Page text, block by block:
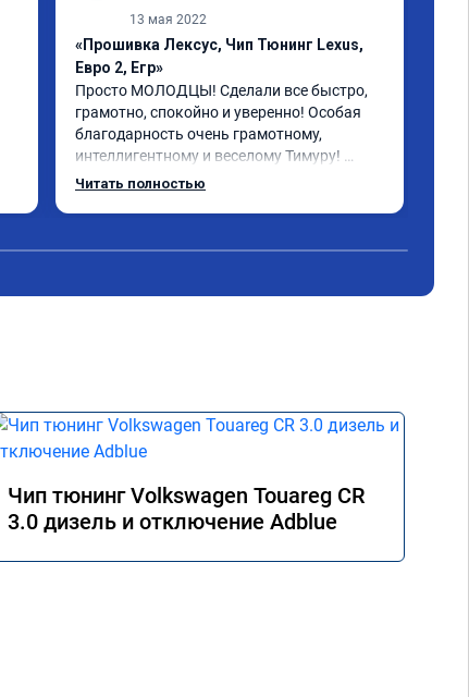
13 мая 2022
«Прошивка Лексус, Чип Тюнинг Lexus,
Евро 2, Егр»
Просто МОЛОДЦЫ! Сделали все быстро,
грамотно, спокойно и уверенно! Особая
благодарность очень грамотному,
интеллигентному и веселому Тимуру!
Ребята профессионалы! Lexus GX-460
Читать полностью
Чип тюнинг Volkswagen Touareg CR
3.0 дизель и отключение Adblue